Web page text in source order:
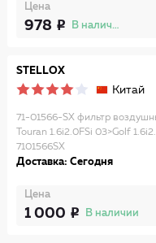
Цена
978 В наличии
STELLOX
Китай
71-01566-SX фильтр
Touran 1.6i2.0FSi 03>Golf
7101566SX
Доставка: Сегодня
Цена
1 000 В наличии